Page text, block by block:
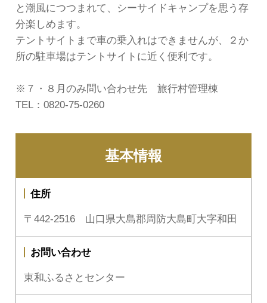
と潮風につつまれて、シーサイドキャンプを思う存
分楽しめます。
テントサイトまで車の乗入れはできませんが、２か
所の駐車場はテントサイトに近く便利です。
※７・８月のみ問い合わせ先 旅行村管理棟
TEL：0820-75-0260
基本情報
住所
〒442-2516 山口県大島郡周防大島町大字和田
お問い合わせ
東和ふるさとセンター